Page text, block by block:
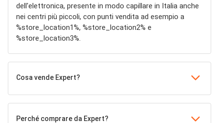
dell'elettronica, presente in modo capillare in Italia anche
nei centri più piccoli, con punti vendita ad esempio a
%store_location1%, %store_location2% e
%store_location3%.
Cosa vende Expert?
Perché comprare da Expert?